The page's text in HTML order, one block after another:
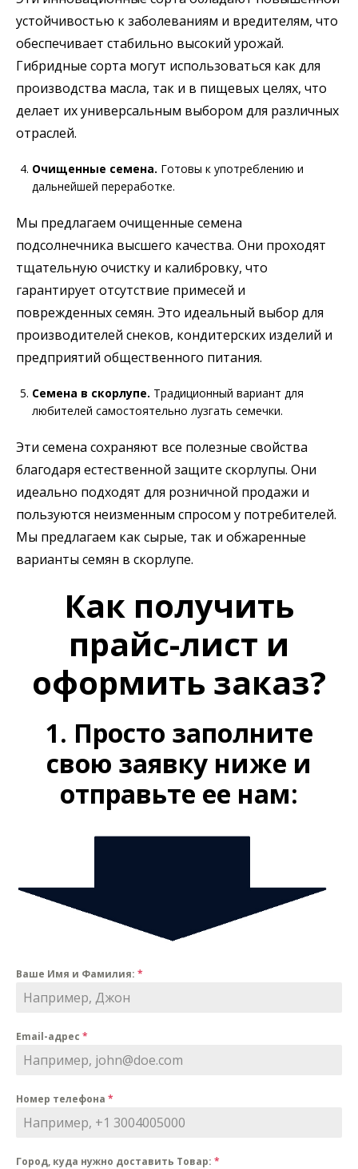
устойчивостью к заболеваниям и вредителям, что
обеспечивает стабильно высокий урожай.
Гибридные сорта могут использоваться как для
производства масла, так и в пищевых целях, что
делает их универсальным выбором для различных
отраслей.
Очищенные семена. Готовы к употреблению и
дальнейшей переработке.
Мы предлагаем очищенные семена
подсолнечника высшего качества. Они проходят
тщательную очистку и калибровку, что
гарантирует отсутствие примесей и
поврежденных семян. Это идеальный выбор для
производителей снеков, кондитерских изделий и
предприятий общественного питания.
Семена в скорлупе. Традиционный вариант для
любителей самостоятельно лузгать семечки.
Эти семена сохраняют все полезные свойства
благодаря естественной защите скорлупы. Они
идеально подходят для розничной продажи и
пользуются неизменным спросом у потребителей.
Мы предлагаем как сырые, так и обжаренные
варианты семян в скорлупе.
Как получить
прайс-лист и
оформить заказ?
1. Просто заполните
свою заявку ниже и
отправьте ее нам:
Ваше Имя и Фамилия: *
Email-адрес *
Номер телефона *
Город, куда нужно доставить Товар: *